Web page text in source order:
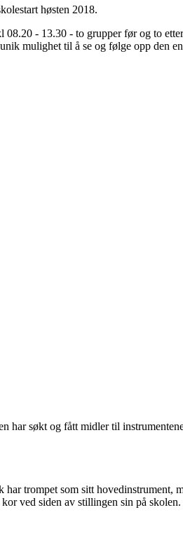
høsten 2018.
08.20 - 13.30 - to grupper før og to
mulighet til å se og følge opp den
har søkt og fått midler til
trompet som sitt hovedinstrument,
ved siden av stillingen sin på skolen.